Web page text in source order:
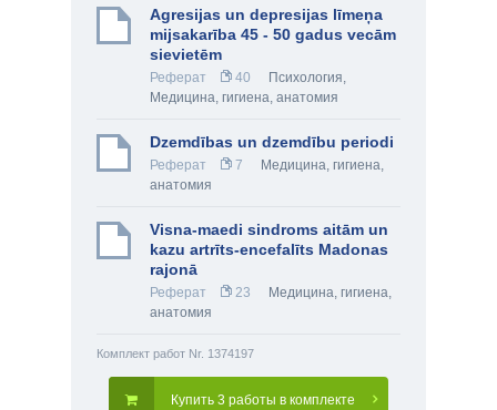
Agresijas un depresijas līmeņa
mijsakarība 45 - 50 gadus vecām
sievietēm
Реферат 40 Психология,
Медицина, гигиена, анатомия
Dzemdības un dzemdību periodi
Реферат 7
Медицина, гигиена,
анатомия
Visna-maedi sindroms aitām un
kazu artrīts-encefalīts Madonas
rajonā
Реферат 23
Медицина, гигиена,
анатомия
Комплект работ Nr. 1374197
Купить 3 работы в комплекте